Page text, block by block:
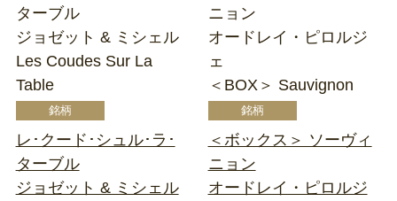
ターブル
ジョゼット & ミシェル
Les Coudes Sur La
Table
レ･クード･シュル･ラ･
ターブル
ジョゼット & ミシェル
ニョン
オードレイ・ピロルジ
ェ
＜BOX＞ Sauvignon
＜ボックス＞ ソーヴィ
ニョン
オードレイ・ピロルジ